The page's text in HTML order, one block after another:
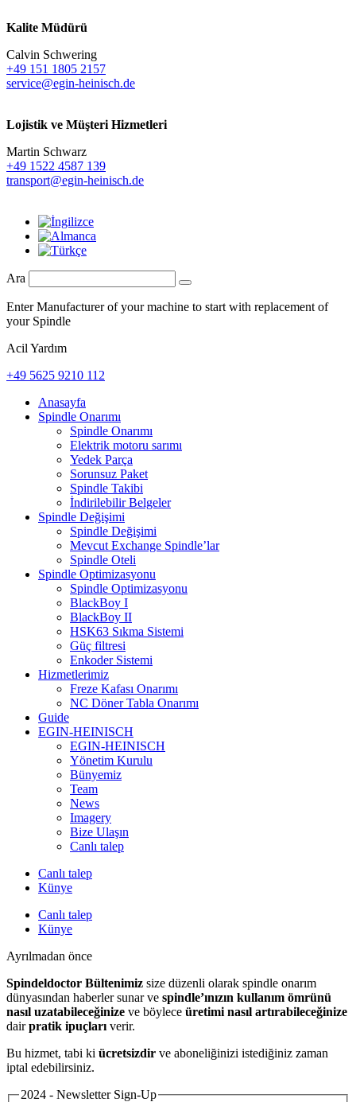
Kalite Müdürü
Calvin Schwering
+49 151 1805 2157
service@egin-heinisch.de
Lojistik ve Müşteri Hizmetleri
Martin Schwarz
+49 1522 4587 139
transport@egin-heinisch.de
Ara
Enter Manufacturer of your machine to start with replacement of
your Spindle
Acil Yardım
+49 5625 9210 112
Anasayfa
Spindle Onarımı
Spindle Onarımı
Elektrik motoru sarımı
Yedek Parça
Sorunsuz Paket
Spindle Takibi
İndirilebilir Belgeler
Spindle Değişimi
Spindle Değişimi
Mevcut Exchange Spindle’lar
Spindle Oteli
Spindle Optimizasyonu
Spindle Optimizasyonu
BlackBoy I
BlackBoy II
HSK63 Sıkma Sistemi
Güç filtresi
Enkoder Sistemi
Hizmetlerimiz
Freze Kafası Onarımı
NC Döner Tabla Onarımı
Guide
EGIN-HEINISCH
EGIN-HEINISCH
Yönetim Kurulu
Bünyemiz
Team
News
Imagery
Bize Ulaşın
Canlı talep
Canlı talep
Künye
Canlı talep
Künye
Ayrılmadan önce
Spindeldoctor Bültenimiz size düzenli olarak spindle onarım
dünyasından haberler sunar ve spindle’ınızın kullanım ömrünü
nasıl uzatabileceğinize ve böylece üretimi nasıl artırabileceğinize
dairpratik ipuçları verir.
Bu hizmet, tabi ki ücretsizdir ve aboneliğinizi istediğiniz zaman
iptal edebilirsiniz.
2024 - Newsletter Sign-Up